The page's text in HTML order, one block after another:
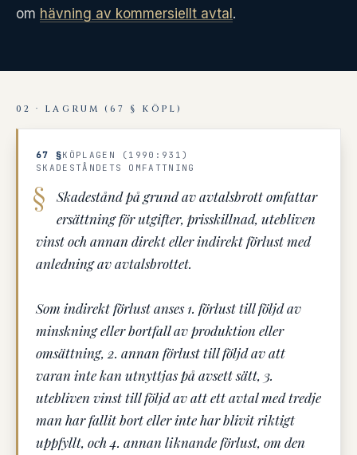
om hävning av kommersiellt avtal .
02 · LAGRUM (67 § KÖPL)
67 §KÖPLAGEN (1990:931)
SKADESTÅNDETS OMFATTNING
Skadestånd på grund av avtalsbrott omfattar
ersättning för utgifter, prisskillnad, utebliven
vinst och annan direkt eller indirekt förlust med
anledning av avtalsbrottet.
Som indirekt förlust anses 1. förlust till följd av
minskning eller bortfall av produktion eller
omsättning, 2. annan förlust till följd av att
varan inte kan utnyttjas på avsett sätt, 3.
utebliven vinst till följd av att ett avtal med tredje
man har fallit bort eller inte har blivit riktigt
uppfyllt, och 4. annan liknande förlust, om den